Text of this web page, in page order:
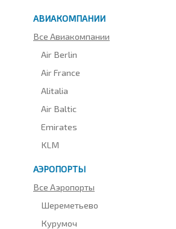
АВИАКОМПАНИИ
Все Авиакомпании
Air Berlin
Air France
Alitalia
Air Baltic
Emirates
KLM
АЭРОПОРТЫ
Все Аэропорты
Шереметьево
Курумоч